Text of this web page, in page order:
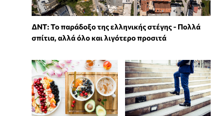
ΔΝΤ: Το παράδοξο της ελληνικής στέγης - Πολλά
σπίτια, αλλά όλο και λιγότερο προσιτά